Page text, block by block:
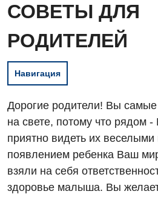
СОВЕТЫ ДЛЯ
РОДИТЕЛЕЙ
Навигация
Дорогие родители! Вы
на свете, потому что рядом
приятно видеть их
появлением ребенка Ваш
взяли на себя
здоровье малыша. Вы